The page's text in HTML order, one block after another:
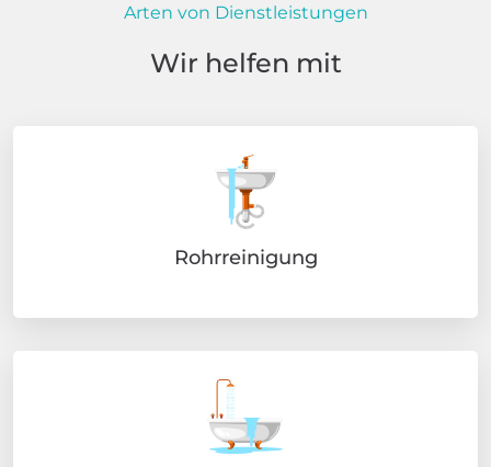
Arten von Dienstleistungen
Wir helfen mit
Rohrreinigung